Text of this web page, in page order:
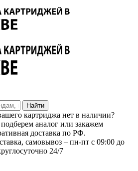
картриджа нет в наличии?
аналог или закажем
доставка по РФ.
самовывоз – пн-пт с 09:00 до
24/7